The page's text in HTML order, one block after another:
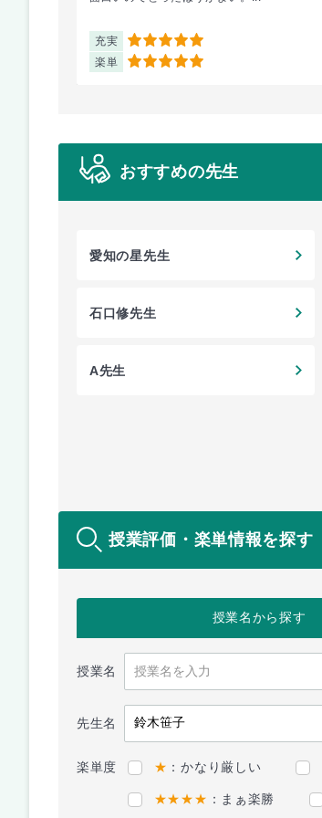
充実 5
楽単 5
おすすめの先生
愛知の星先生
石口修先生
A先生
授業評価・楽単情報を探す
授業名から探す
授業名
先生名
楽単度 ★ ：かなり厳しい
★★★★ ：まぁ楽勝